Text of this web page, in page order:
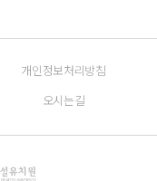
개인정보처리방침
오시는길